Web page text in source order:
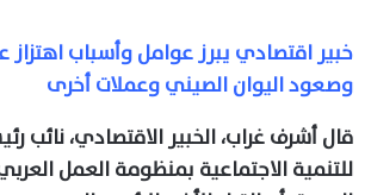
خبير اقتصادي يبرز عوامل وأسباب اهتزاز
وصعود اليوان الصيني وعملات أخرى
قال أشرف غراب، الخبير الاقتصادي، نائب
للتنمية الاجتماعية بمنظومة العمل